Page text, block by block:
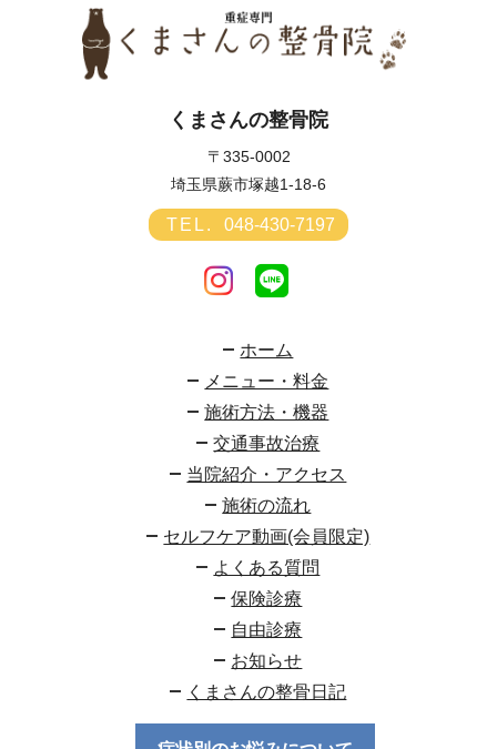
くまさんの整骨院
〒335-0002
埼玉県蕨市塚越1-18-6
TEL. 048-430-7197
ホーム
メニュー・料金
施術方法・機器
交通事故治療
当院紹介・アクセス
施術の流れ
セルフケア動画(会員限定)
よくある質問
保険診療
自由診療
お知らせ
くまさんの整骨日記